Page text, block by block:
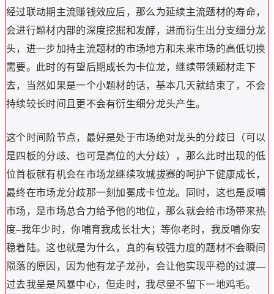
经过联动期主流赚钱效应后，那么为延续主流题材的寿命，
会进行题材内部的深度挖掘和发酵，进而衍生出分支细分龙
头，进一步加持主流题材的市场地方和未来市场的高低切换
需要。此时的有望后期成长为卡位龙，继续带领题材走下
去，当然如果是一个小题材的话，基本几天就结束了，不会
持续较长时间且更不会有衍生细分龙头产生。
这个时间阶节点，最好是处于市场绝对龙头的分歧日（可以
是四板的分歧、也可是高位的大分歧），那么此时出现的低
位首板就有机会在市场龙继续攻城拔赛的呵护下健康成长，
最终在市场龙分歧那一刻加冕成卡位龙。同时，这也是反哺
市场，是市场总合力给予他的地位，那么就会给市场带来热
度–我年少时，你哺育我成长壮大；等你老时，我反哺你安
稳着陆。这也就是为什么，真的有较强力度的题材不会瞬间
陨落的原因，因为他有龙子龙孙，会让他实现平稳的过渡—
过去我呈是风暴中心，但走时，我尽量不留下一地鸡毛。